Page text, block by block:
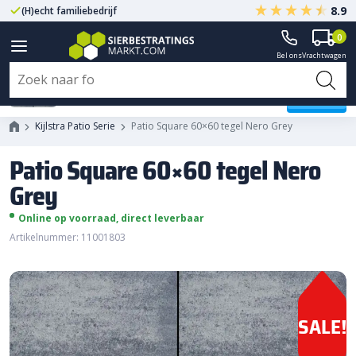
(H)echt familiebedrijf Gegarandeerd A-kwaliteit
8.9
Bel onsVrachtwagen
0
Kijlstra Patio Serie Patio Square 60×60 tegel Nero Grey
Patio Square 60×60 tegel Nero
Grey
Online op voorraad, direct leverbaar
Artikelnummer: 11001803
SALE!
Patio Square 60x60 tegel Nero
Grey